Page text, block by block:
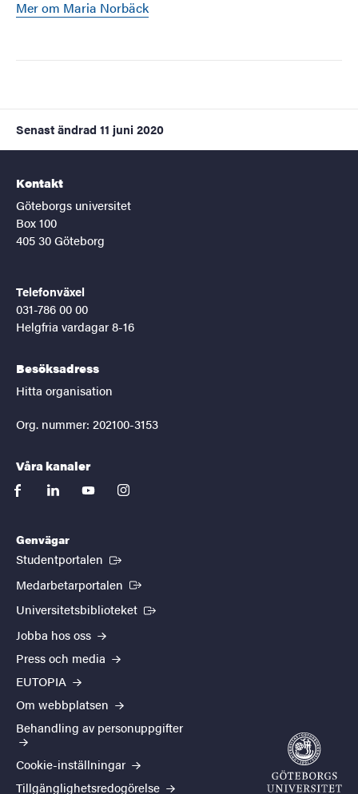
Mer om Maria Norbäck
Senast ändrad 11 juni 2020
Kontakt
Göteborgs universitet
Box 100
405 30 Göteborg
Telefonväxel
031-786 00 00
Helgfria vardagar 8-16
Besöksadress
Hitta organisation
Org. nummer: 202100-3153
Våra kanaler
facebooklinkedinyoutubeinstagram
Genvägar
Studentportalen (Extern länk)
Medarbetarportalen (Extern länk)
Universitetsbiblioteket (Extern länk)
Jobba hos oss
Press och media
EUTOPIA
Om webbplatsen
Behandling av personuppgifter
Cookie-inställningar
Tillgänglighetsredogörelse